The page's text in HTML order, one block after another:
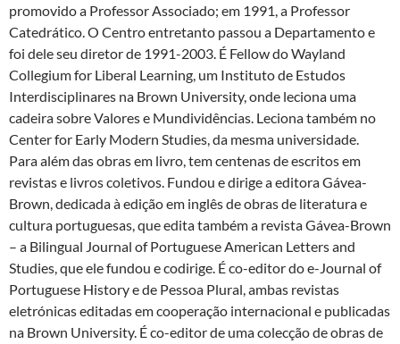
promovido a Professor Associado; em 1991, a Professor
Catedrático. O Centro entretanto passou a Departamento e
foi dele seu diretor de 1991-2003. É Fellow do Wayland
Collegium for Liberal Learning, um Instituto de Estudos
Interdisciplinares na Brown University, onde leciona uma
cadeira sobre Valores e Mundividências. Leciona também no
Center for Early Modern Studies, da mesma universidade.
Para além das obras em livro, tem centenas de escritos em
revistas e livros coletivos. Fundou e dirige a editora Gávea-
Brown, dedicada à edição em inglês de obras de literatura e
cultura portuguesas, que edita também a revista Gávea-Brown
– a Bilingual Journal of Portuguese American Letters and
Studies, que ele fundou e codirige. É co-editor do e-Journal of
Portuguese History e de Pessoa Plural, ambas revistas
eletrónicas editadas em cooperação internacional e publicadas
na Brown University. É co-editor de uma colecção de obras de